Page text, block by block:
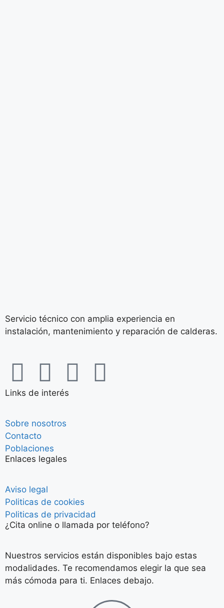
Servicio técnico con amplia experiencia en
instalación, mantenimiento y reparación de calderas.
Links de interés
Sobre nosotros
Contacto
Poblaciones
Enlaces legales
Aviso legal
Politicas de cookies
Politicas de privacidad
¿Cita online o llamada por teléfono?
Nuestros servicios están disponibles bajo estas
modalidades. Te recomendamos elegir la que sea
más cómoda para ti. Enlaces debajo.